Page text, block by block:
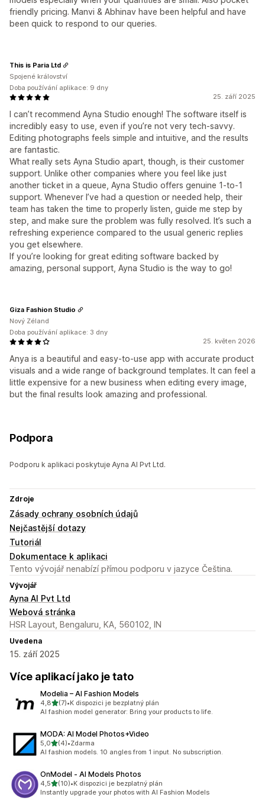
friendly pricing. Manvi & Abhinav have been helpful and have
been quick to respond to our queries.
25. září 2025
I can’t recommend Ayna Studio enough! The software itself is
incredibly easy to use, even if you’re not very tech-savvy.
Editing photographs feels simple and intuitive, and the results
are fantastic.
What really sets Ayna Studio apart, though, is their customer
support. Unlike other companies where you feel like just
another ticket in a queue, Ayna Studio offers genuine 1-to-1
support. Whenever I’ve had a question or needed help, their
team has taken the time to properly listen, guide me step by
step, and make sure the problem was fully resolved. It’s such a
refreshing experience compared to the usual generic replies
you get elsewhere.
If you’re looking for great editing software backed by
amazing, personal support, Ayna Studio is the way to go!
This is Paria Ltd
Spojené království
Doba používání aplikace: 9 dny
25. květen 2026
Anya is a beautiful and easy-to-use app with accurate product
visuals and a wide range of background templates. It can feel a
little expensive for a new business when editing every image,
but the final results look amazing and professional.
Giza Fashion Studio
Nový Zéland
Doba používání aplikace: 3 dny
Podpora
Podporu k aplikaci poskytuje Ayna AI Pvt Ltd.
Zdroje
Zásady ochrany osobních údajů
Nejčastější dotazy
Tutoriál
Dokumentace k aplikaci
Tento vývojář nenabízí přímou podporu v jazyce Čeština.
Vývojář
Ayna AI Pvt Ltd
Webová stránka
HSR Layout, Bengaluru, KA, 560102, IN
Uvedena
15. září 2025
Více aplikací jako je tato
Modelia – AI Fashion Models
4,8z 5 hvězd
(7)
Celkový počet recenzí: 7
•K dispozici je bezplatný plán
AI fashion model generator: Bring your products to life.
MODA: AI Model Photos+Video
5,0z 5 hvězd
(4)
Celkový počet recenzí: 4
•Zdarma
AI fashion models. 10 angles from 1 input. No subscription.
OnModel ‑ AI Models Photos
4,5z 5 hvězd
(10)
Celkový počet recenzí: 10
•K dispozici je bezplatný plán
Instantly upgrade your photos with AI Fashion Models